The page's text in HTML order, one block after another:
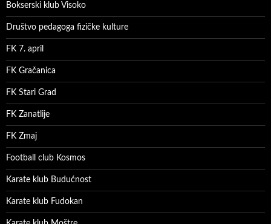
Bokserski klub Visoko
Društvo pedagoga fizičke kulture
FK 7. april
FK Gračanica
FK Stari Grad
FK Zanatlije
FK Zmaj
Football club Kosmos
Karate klub Budućnost
Karate klub Fudokan